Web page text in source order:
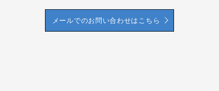
メールでのお問い合わせはこちら